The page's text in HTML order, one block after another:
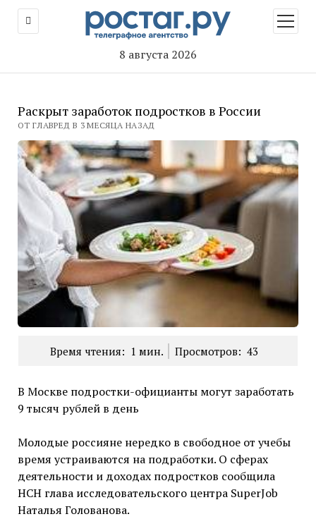
8 августа 2026
меню
Раскрыт заработок подростков в России
ОТ ГЛАВРЕД В 3 МЕСЯЦА НАЗАД
Время чтения: 1 мин. Просмотров: 43
В Москве подростки-официанты могут заработать
9 тысяч рублей в день
Молодые россияне нередко в свободное от учебы
время устраиваются на подработки. О сферах
деятельности и доходах подростков сообщила
НСН глава исследовательского центра SuperJob
Наталья Голованова.